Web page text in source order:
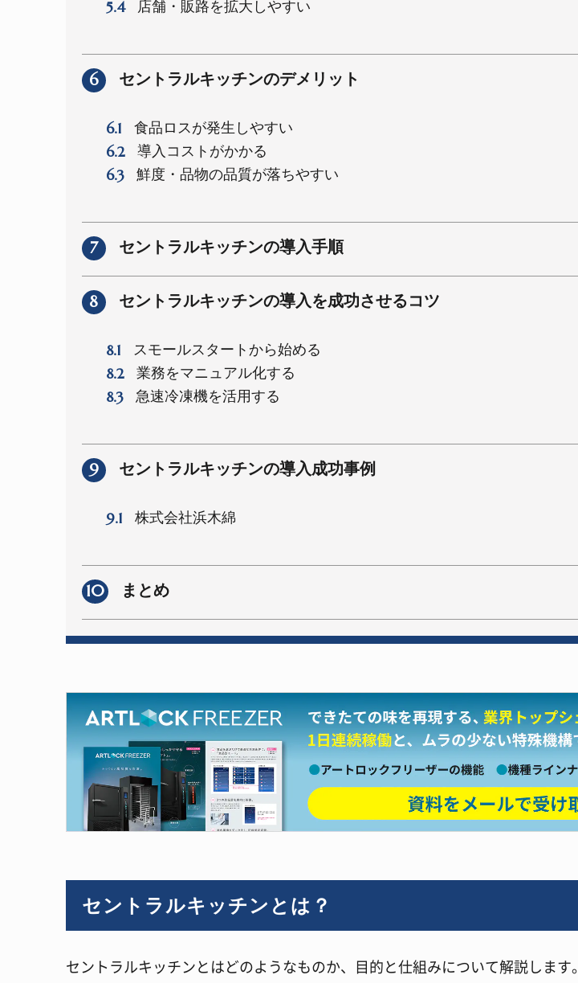
5.4 店舗・販路を拡大しやすい
6 セントラルキッチンのデメリット
6.1 食品ロスが発生しやすい
6.2 導入コストがかかる
6.3 鮮度・品物の品質が落ちやすい
7 セントラルキッチンの導入手順
8 セントラルキッチンの導入を成功させるコツ
8.1 スモールスタートから始める
8.2 業務をマニュアル化する
8.3 急速冷凍機を活用する
9 セントラルキッチンの導入成功事例
9.1 株式会社浜木綿
10 まとめ
セントラルキッチンとは？
セントラルキッチンとはどのようなものか、目的と仕組みについて解説します。